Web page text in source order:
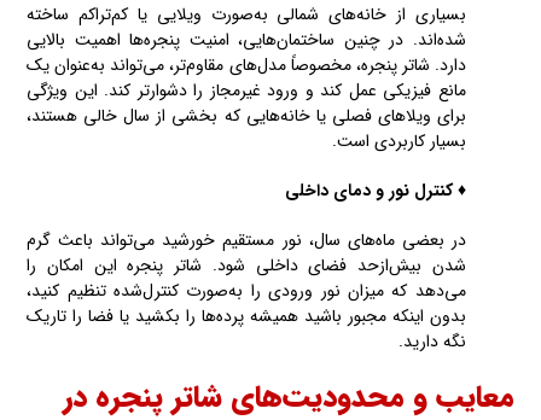
بسیاری از خانه‌های شمالی به‌صورت ویلایی یا کم‌تراکم ساخته
شده‌اند. در چنین ساختمان‌هایی، امنیت پنجره‌ها اهمیت بالایی
دارد. شاتر پنجره، مخصوصاً مدل‌های مقاوم‌تر، می‌تواند به‌عنوان یک
مانع فیزیکی عمل کند و ورود غیرمجاز را دشوارتر کند. این ویژگی
برای ویلاهای فصلی یا خانه‌هایی که بخشی از سال خالی هستند،
بسیار کاربردی است.
♦ کنترل نور و دمای داخلی
در بعضی ماه‌های سال، نور مستقیم خورشید می‌تواند باعث گرم
شدن بیش‌ازحد فضای داخلی شود. شاتر پنجره این امکان را
می‌دهد که میزان نور ورودی را به‌صورت کنترل‌شده تنظیم کنید،
بدون اینکه مجبور باشید همیشه پرده‌ها را بکشید یا فضا را تاریک
نگه دارید.
معایب و محدودیت‌های شاتر پنجره در